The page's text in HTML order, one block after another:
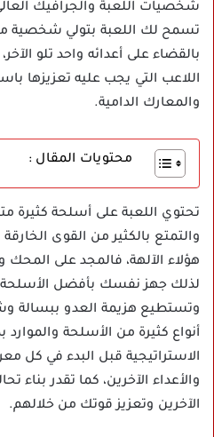
شخصيات اللعبة والجرافيك
تسمح لك اللعبة بتولي شخصية
بالقضاء على أعدائه واحد تلو
اللاعب التي يجب عليه تعزيزها
والمعارك الدامية.
محتويات المقال :
تحتوي اللعبة على أسلحة كثيرة
والتمتع بالكثير من القوى
هؤلاء الآلهة، فالمجد على المحك
لذلك جهز نفسك بأفضل
وتستطيع هزيمة العدو ببسالة
أنواع كثيرة من الأسلحة
الاستراتيجية قبل البدء في كل
والأعداء الآخرين، كما تقدر بناء
الآخرين وتعزيز قوتك من خلالهم.